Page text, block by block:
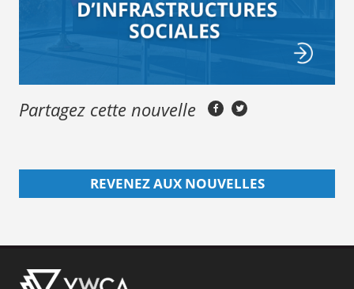
Partagez cette nouvelle
REVENEZ AUX NOUVELLES